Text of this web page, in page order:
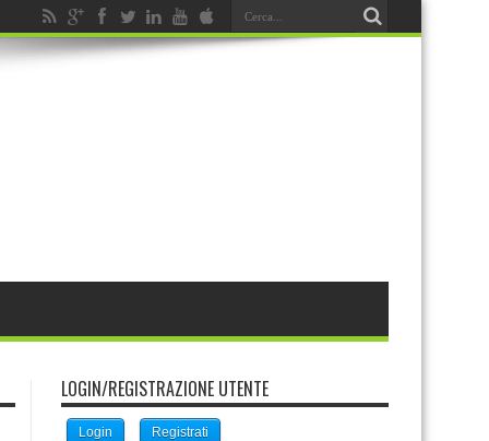
LOGIN/REGISTRAZIONE UTENTE
Login Registrati